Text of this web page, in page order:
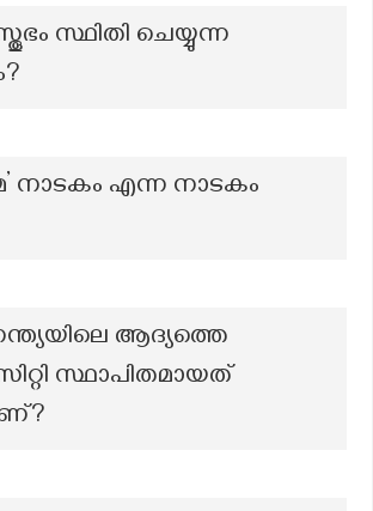
സ്ഥിതി ചെയ്യുന്ന
നാടകം എന്ന നാടകം
ആദ്യത്തെ
സ്ഥാപിതമായത്